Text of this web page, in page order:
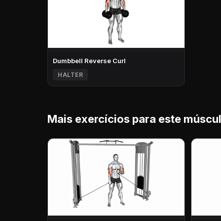
Dumbbell Reverse Curl
HALTER
Mais exercícios para este